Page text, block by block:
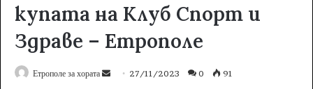
купата на Клуб Спорт и
Здраве – Етрополе
Етрополе за хората 27/11/2023 0 91